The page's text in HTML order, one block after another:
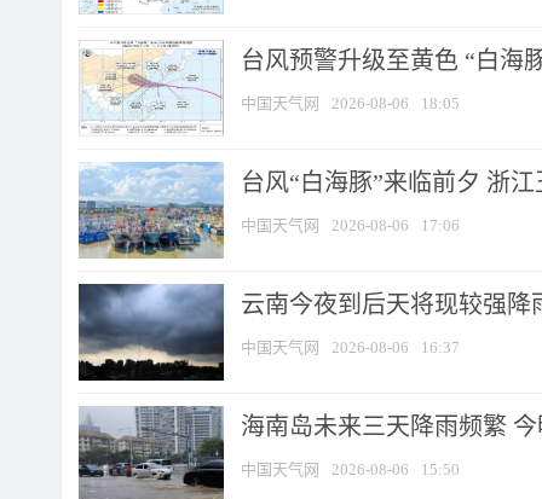
台风预警升级至黄色 “白海
中国天气网 2026-08-06 18:05
台风“白海豚”来临前夕 浙
中国天气网 2026-08-06 17:06
云南今夜到后天将现较强降
中国天气网 2026-08-06 16:37
海南岛未来三天降雨频繁
中国天气网 2026-08-06 15:50